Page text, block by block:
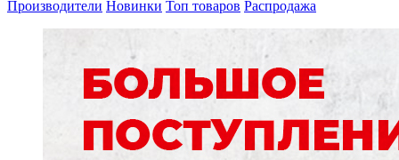
Производители Новинки Топ товаров Распродажа